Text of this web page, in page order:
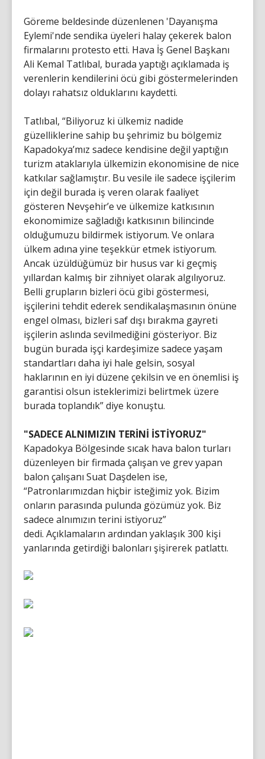
Göreme beldesinde düzenlenen 'Dayanışma
Eylemi'nde sendika üyeleri halay çekerek balon
firmalarını protesto etti. Hava İş Genel Başkanı
Ali Kemal Tatlıbal, burada yaptığı açıklamada iş
verenlerin kendilerini öcü gibi göstermelerinden
dolayı rahatsız olduklarını kaydetti.
Tatlıbal, “Biliyoruz ki ülkemiz nadide
güzelliklerine sahip bu şehrimiz bu bölgemiz
Kapadokya’mız sadece kendisine değil yaptığın
turizm ataklarıyla ülkemizin ekonomisine de nice
katkılar sağlamıştır. Bu vesile ile sadece işçilerim
için değil burada iş veren olarak faaliyet
gösteren Nevşehir’e ve ülkemize katkısının
ekonomimize sağladığı katkısının bilincinde
olduğumuzu bildirmek istiyorum. Ve onlara
ülkem adına yine teşekkür etmek istiyorum.
Ancak üzüldüğümüz bir husus var ki geçmiş
yıllardan kalmış bir zihniyet olarak algılıyoruz.
Belli grupların bizleri öcü gibi göstermesi,
işçilerini tehdit ederek sendikalaşmasının önüne
engel olması, bizleri saf dışı bırakma gayreti
işçilerin aslında sevilmediğini gösteriyor. Biz
bugün burada işçi kardeşimize sadece yaşam
standartları daha iyi hale gelsin, sosyal
haklarının en iyi düzene çekilsin ve en önemlisi iş
garantisi olsun isteklerimizi belirtmek üzere
burada toplandık” diye konuştu.
"SADECE ALNIMIZIN TERİNİ İSTİYORUZ"
Kapadokya Bölgesinde sıcak hava balon turları
düzenleyen bir firmada çalışan ve grev yapan
balon çalışanı Suat Daşdelen ise,
“Patronlarımızdan hiçbir isteğimiz yok. Bizim
onların parasında pulunda gözümüz yok. Biz
sadece alnımızın terini istiyoruz”
dedi. Açıklamaların ardından yaklaşık 300 kişi
yanlarında getirdiği balonları şişirerek patlattı.